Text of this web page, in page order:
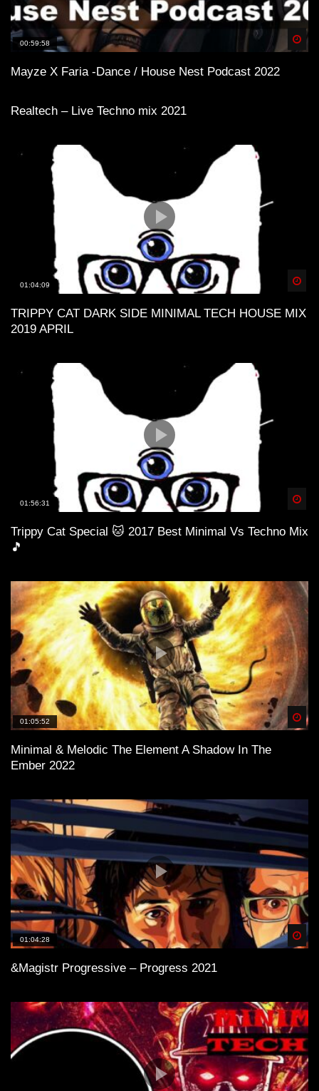
00:59:58
Mayze X Faria -Dance / House Nest Podcast 2022
Realtech – Live Techno mix 2021
01:04:09
TRIPPY CAT DARK SIDE MINIMAL TECH HOUSE MIX
2019 APRIL
01:56:31
Trippy Cat Special 🐱 2017 Best Minimal Vs Techno Mix
🎵
01:05:52
Minimal & Melodic The Element A Shadow In The
Ember 2022
01:04:28
&Magistr Progressive – Progress 2021